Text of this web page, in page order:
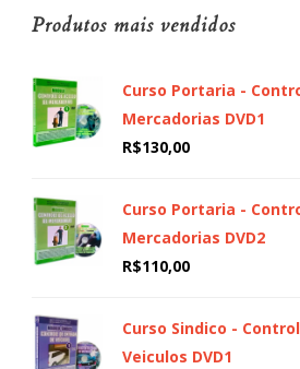
Produtos mais vendidos
Curso Portaria -
Mercadorias DVD1
R$130,00
Curso Portaria -
Mercadorias DVD2
R$110,00
Curso Sindico -
Veiculos DVD1